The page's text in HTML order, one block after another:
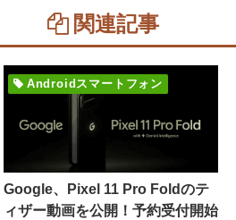
関連記事
Androidスマートフォン
Google、Pixel 11 Pro Foldのテ
ィザー動画を公開！予約受付開始